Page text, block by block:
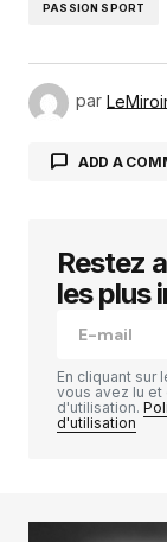
PASSION SPORT
par
ADD A
Votre
champs
Restez
les plus
En cliquant sur
vous avez lu
d'utilisation.
d'utilisation